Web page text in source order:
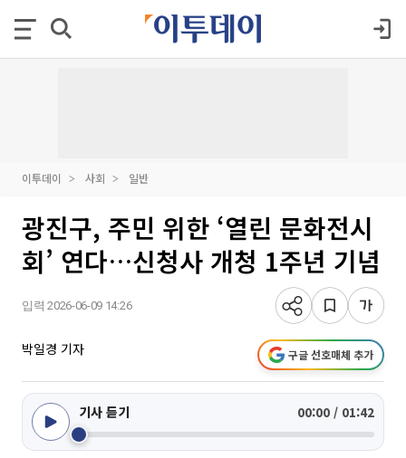
이투데이 사회 일반
광진구, 주민 위한 ‘열린 문화전시
회’ 연다…신청사 개청 1주년 기념
입력 2026-06-09 14:26
박일경 기자 구글 선호매체 추가
기사 듣기 00:00 / 01:42